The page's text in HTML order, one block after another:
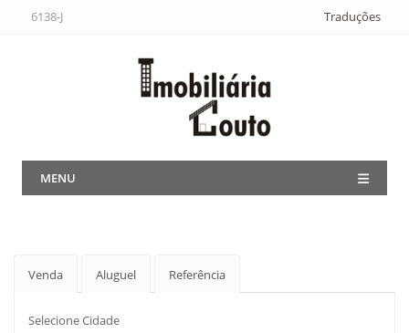
6138-J Traduções
MENU
Venda Aluguel Referência
Selecione Cidade